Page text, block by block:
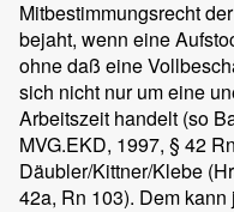
Mitbestimmungsrecht
bejaht, wenn eine
ohne daß eine
sich nicht nur um eine
Arbeitszeit handelt (so
MVG.EKD, 1997, § 42
Däubler/Kittner/Klebe
42a, Rn 103). Dem